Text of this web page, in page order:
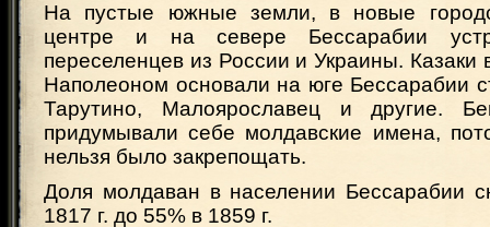
На пустые южные земли, в новые
центре и на севере Бессарабии
переселенцев из России и Украины. Казаки
Наполеоном основали на юге Бессарабии
Тарутино, Малоярославец и другие.
придумывали себе молдавские имена,
нельзя было закрепощать.
Доля молдаван в населении Бессарабии
1817 г. до 55% в 1859 г.